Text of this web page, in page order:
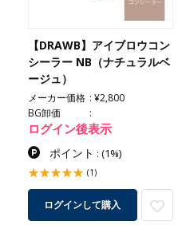
【DRAWB】アイブロウコン
シーラー NB（ナチュラルベ
ージュ）
メーカー価格
¥2,800
BG卸価
ログイン後表示
ポイント : (1%)
(1)
ログインして購入